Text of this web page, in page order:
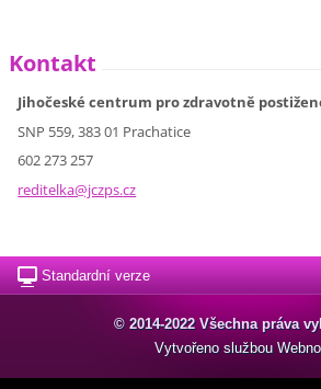
Kontakt
Jihočeské centrum pro zdravotně
SNP 559, 383 01 Prachatice
602 273 257
reditelka@jczps.cz
Standardní verze
© 2014-2022 Všechna práva
Vytvořeno službou